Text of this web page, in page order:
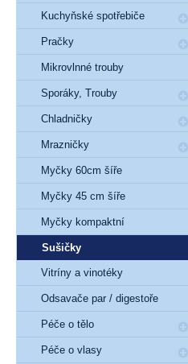
Kuchyňské spotřebiče
Pračky
Mikrovlnné trouby
Sporáky, Trouby
Chladničky
Mrazničky
Myčky 60cm šíře
Myčky 45 cm šíře
Myčky kompaktní
Sušičky
Vitríny a vinotéky
Odsavače par / digestoře
Péče o tělo
Péče o vlasy